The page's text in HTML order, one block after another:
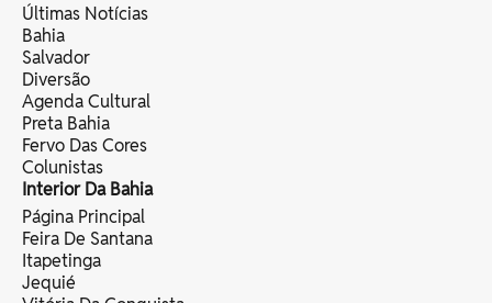
Últimas Notícias
Bahia
Salvador
Diversão
Agenda Cultural
Preta Bahia
Fervo Das Cores
Colunistas
Interior Da Bahia
Página Principal
Feira De Santana
Itapetinga
Jequié